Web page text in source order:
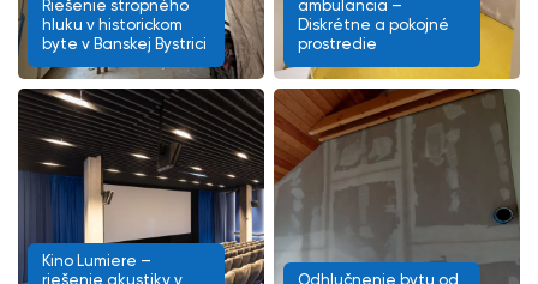
Riešenie stropného
hluku v historickom
byte v Banskej Bystrici
ambulancia –
Diskrétne a pokojné
prostredie
Kino Lumiere –